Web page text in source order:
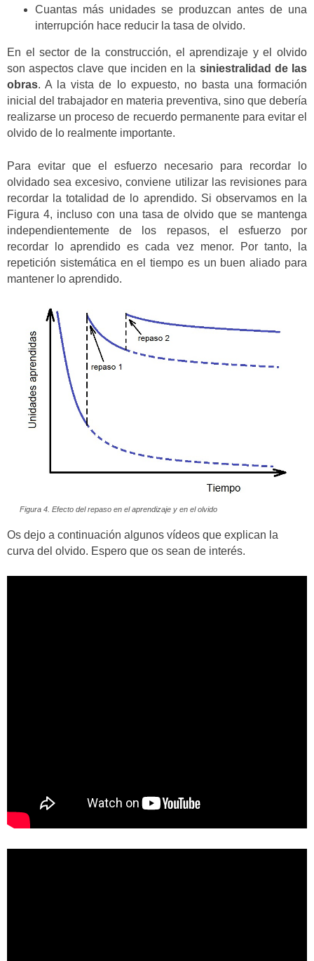
Cuantas más unidades se produzcan antes de una
interrupción hace reducir la tasa de olvido.
En el sector de la construcción, el aprendizaje y el olvido
son aspectos clave que inciden en la siniestralidad de las
obras. A la vista de lo expuesto, no basta una formación
inicial del trabajador en materia preventiva, sino que debería
realizarse un proceso de recuerdo permanente para evitar el
olvido de lo realmente importante.
Para evitar que el esfuerzo necesario para recordar lo
olvidado sea excesivo, conviene utilizar las revisiones para
recordar la totalidad de lo aprendido. Si observamos en la
Figura 4, incluso con una tasa de olvido que se mantenga
independientemente de los repasos, el esfuerzo por
recordar lo aprendido es cada vez menor. Por tanto, la
repetición sistemática en el tiempo es un buen aliado para
mantener lo aprendido.
Figura 4. Efecto del repaso en el aprendizaje y en el olvido
Os dejo a continuación algunos vídeos que explican la
curva del olvido. Espero que os sean de interés.